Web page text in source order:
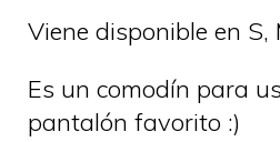
Viene disponible en S,
Es un comodín para
pantalón favorito :)